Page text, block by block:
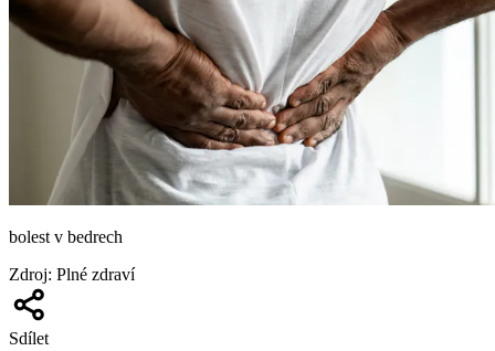
bolest v bedrech
Zdroj: Plné zdraví
Sdílet